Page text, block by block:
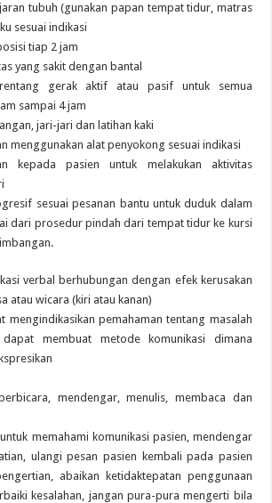
tubuh (gunakan papan tempat tidur, matras
sesuai indikasi
tiap 2 jam
yang sakit dengan bantal
gerak aktif atau pasif untuk semua
sampai 4 jam
jari-jari dan latihan kaki
menggunakan alat penyokong sesuai indikasi
kepada pasien untuk melakukan aktivitas
sesuai pesanan bantu untuk duduk dalam
dari prosedur pindah dari tempat tidur ke kursi
verbal berhubungan dengan efek kerusakan
atau wicara (kiri atau kanan)
mengindikasikan pemahaman tentang masalah
dapat membuat metode komunikasi dimana
mendengar, menulis, membaca dan
memahami komunikasi pasien, mendengar
ulangi pesan pasien kembali pada pasien
abaikan ketidaktepatan penggunaan
kesalahan, jangan pura-pura mengerti bila